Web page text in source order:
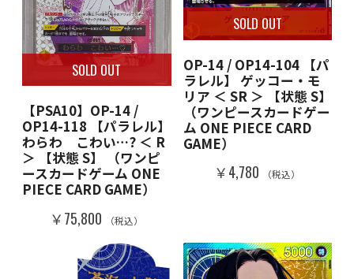
SOLD OUT
【PSA10】OP-14 /
OP14-118 【パラレル】
わらわ こわい…? ＜ R
＞ 【状態 S】 （ワンピ
ースカードゲーム ONE
PIECE CARD GAME）
￥75,800 （税込）
SOLD OUT
OP-14 / OP14-104 【パ
ラレル】 ゲッコー・モ
リア ＜ SR ＞ 【状態 S】
（ワンピースカードゲー
ム ONE PIECE CARD
GAME）
￥4,780 （税込）